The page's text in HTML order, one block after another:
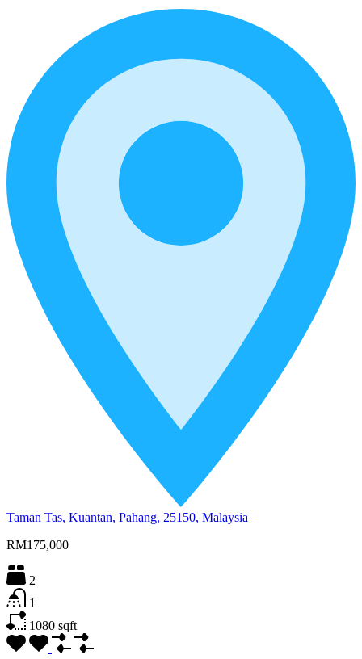
Taman Tas, Kuantan, Pahang, 25150, Malaysia
RM175,000
2
1
1080 sqft